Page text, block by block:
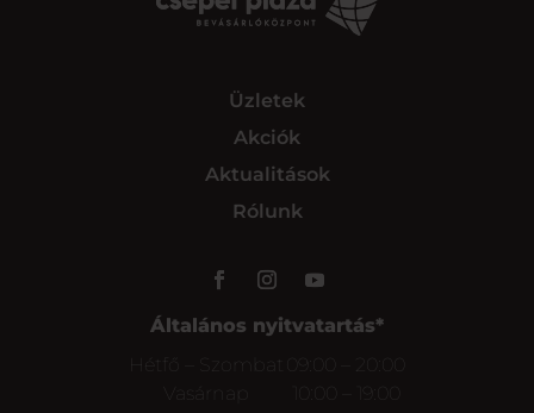
Üzletek
Akciók
Aktualitások
Rólunk
Általános nyitvatartás*
Hétfő – Szombat